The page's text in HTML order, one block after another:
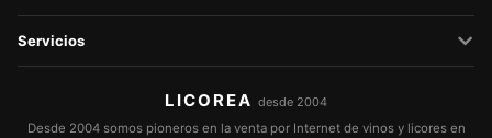
Servicios
LICOREA desde 2004
Desde 2004 somos pioneros en la venta por Internet de vinos y licores en